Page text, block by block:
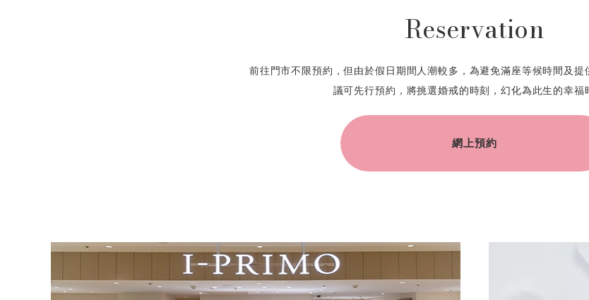
Reservation
前往門市不限預約，但由於假日期間人潮較多，為避免滿座等候時間及提
議可先行預約，將挑選婚戒的時刻，幻化為此生的幸福
網上預約